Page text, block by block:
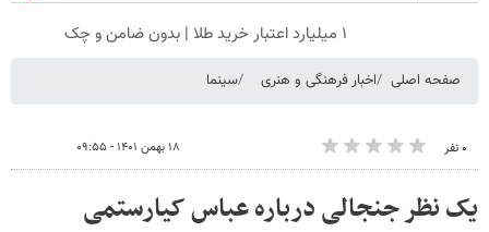
۱ میلیارد اعتبار خرید طلا | بدون ضامن و چک
صفحه اصلی اخبار فرهنگی و هنری سینما
۰ نفر ۱۸ بهمن ۱۴۰۱ - ۰۹:۵۵
یک نظر جنجالی درباره عباس کیارستمی